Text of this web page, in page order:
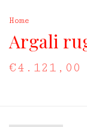
Home
Argali
€4.121,00